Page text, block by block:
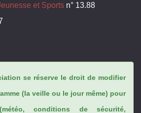
et Sports n° 13.88
se réserve le droit de modifier
(la veille ou le jour même) pour
conditions de sécurité,